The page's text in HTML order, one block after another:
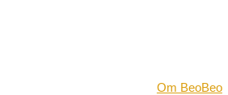
Om BeoBeo